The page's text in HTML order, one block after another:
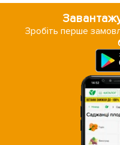
Зробіть перше